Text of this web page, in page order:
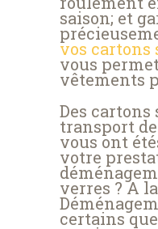
saison; et
vos cartons
vous
vêtements
Des cartons
transport
vous ont
votre
verres ? A
certains